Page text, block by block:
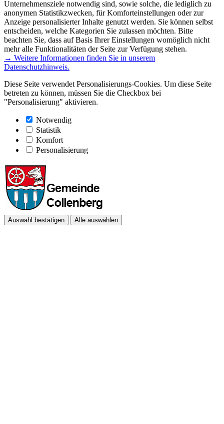
Unternehmensziele notwendig sind, sowie solche, die lediglich zu
anonymen Statistikzwecken, für Komforteinstellungen oder zur
Anzeige personalisierter Inhalte genutzt werden. Sie können selbst
entscheiden, welche Kategorien Sie zulassen möchten. Bitte
beachten Sie, dass auf Basis Ihrer Einstellungen womöglich nicht
mehr alle Funktionalitäten der Seite zur Verfügung stehen.
→ Weitere Informationen finden Sie in unserem
Datenschutzhinweis.
Diese Seite verwendet Personalisierungs-Cookies. Um diese Seite
betreten zu können, müssen Sie die Checkbox bei
"Personalisierung" aktivieren.
Notwendig
Statistik
Komfort
Personalisierung
Auswahl bestätigen Alle auswählen